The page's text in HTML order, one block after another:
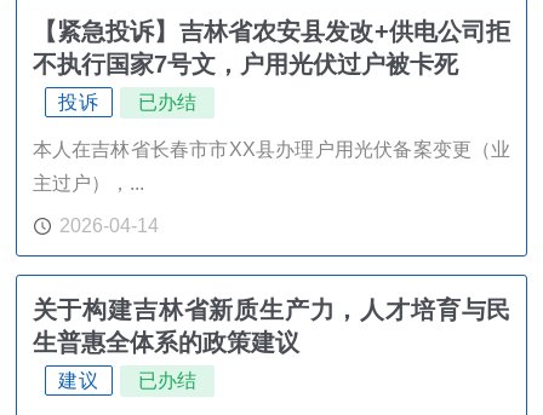
【紧急投诉】吉林省农安县发改+供电公司拒
不执行国家7号文，户用光伏过户被卡死
投诉 已办结
本人在吉林省长春市市XX县办理户用光伏备案变更（业
主过户），...
2026-04-14
关于构建吉林省新质生产力，人才培育与民
生普惠全体系的政策建议
建议 已办结